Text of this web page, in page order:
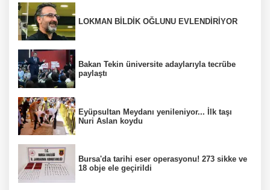
LOKMAN BİLDİK OĞLUNU EVLENDİRİYOR
Bakan Tekin üniversite adaylarıyla tecrübe
paylaştı
Eyüpsultan Meydanı yenileniyor... İlk taşı
Nuri Aslan koydu
Bursa'da tarihi eser operasyonu! 273 sikke ve
18 obje ele geçirildi